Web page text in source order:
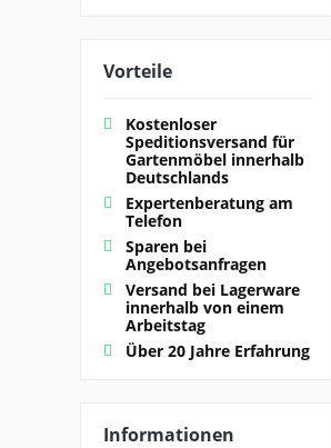
Vorteile
Kostenloser
Speditionsversand für
Gartenmöbel innerhalb
Deutschlands
Expertenberatung am
Telefon
Sparen bei
Angebotsanfragen
Versand bei Lagerware
innerhalb von einem
Arbeitstag
Über 20 Jahre Erfahrung
Informationen